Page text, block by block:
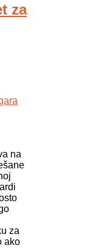
za
na
za
ako